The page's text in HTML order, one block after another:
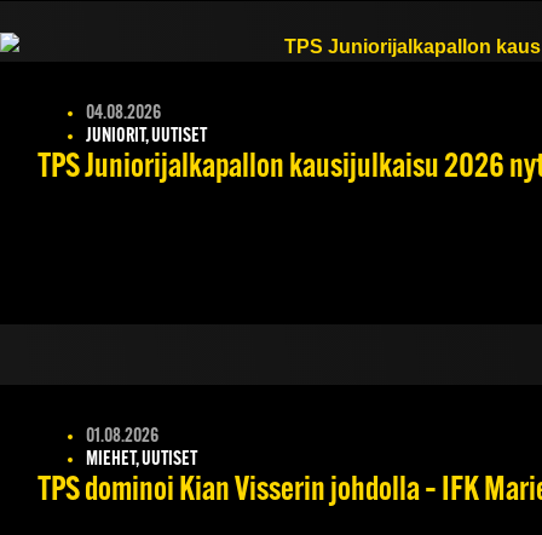
04.08.2026
JUNIORIT, UUTISET
TPS Juniorijalkapallon kausijulkaisu 2026
01.08.2026
MIEHET, UUTISET
TPS dominoi Kian Visserin johdolla – IFK